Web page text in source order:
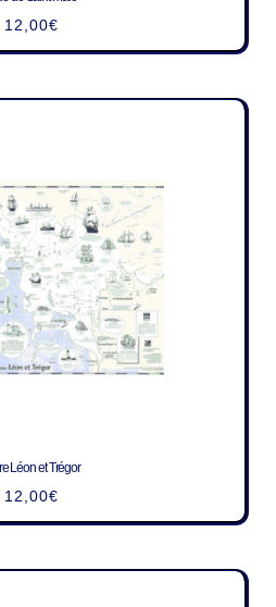
12,00€
Léon et Trégor
12,00€